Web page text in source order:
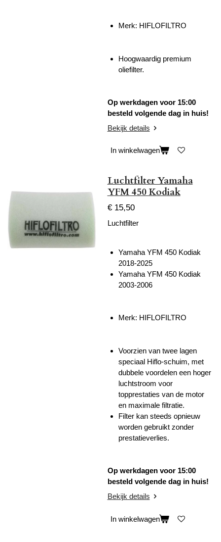
Merk: HIFLOFILTRO
Hoogwaardig premium
oliefilter.
Op werkdagen voor 15:00
besteld volgende dag in huis!
Bekijk details
In winkelwagen
Luchtfilter Yamaha
YFM 450 Kodiak
€ 15,50
Luchtfilter
Yamaha YFM 450 Kodiak
2018-2025
Yamaha YFM 450 Kodiak
2003-2006
Merk: HIFLOFILTRO
Voorzien van twee lagen
speciaal Hiflo-schuim, met
dubbele voordelen een hoger
luchtstroom voor
topprestaties van de motor
en maximale filtratie.
Filter kan steeds opnieuw
worden gebruikt zonder
prestatieverlies.
Op werkdagen voor 15:00
besteld volgende dag in huis!
Bekijk details
In winkelwagen